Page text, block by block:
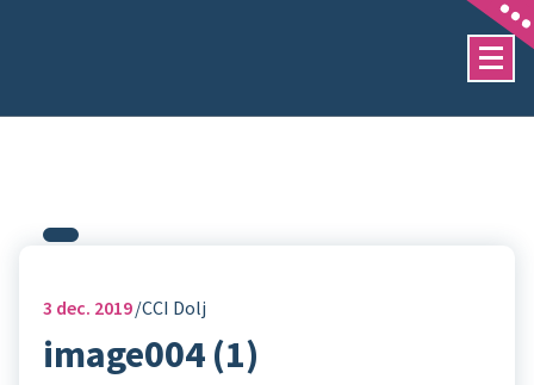
3 dec. 2019 CCI Dolj
image004 (1)